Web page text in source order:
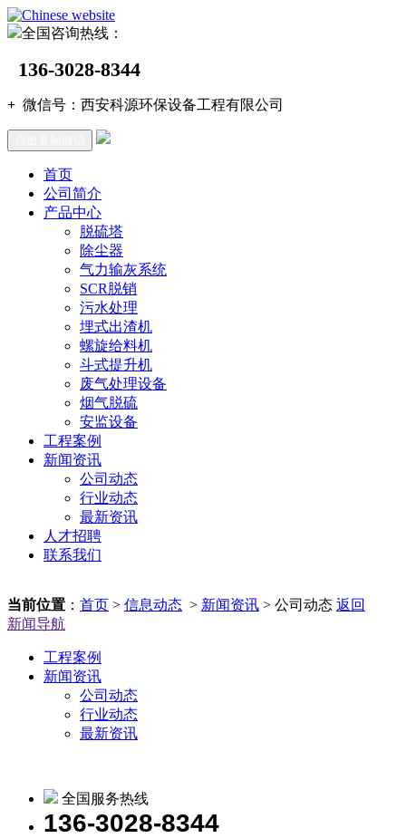
全国咨询热线：
136-3028-8344
+ 微信号： 西安科源环保设备工程有限公司
首页
公司简介
产品中心
脱硫塔
除尘器
气力输灰系统
SCR脱销
污水处理
埋式出渣机
螺旋给料机
斗式提升机
废气处理设备
烟气脱硫
安监设备
工程案例
新闻资讯
公司动态
行业动态
最新资讯
人才招聘
联系我们
当前位置 ： 首页 > 信息动态 > 新闻资讯 > 公司动态 返回
新闻导航
工程案例
新闻资讯
公司动态
行业动态
最新资讯
全国服务热线
136-3028-8344